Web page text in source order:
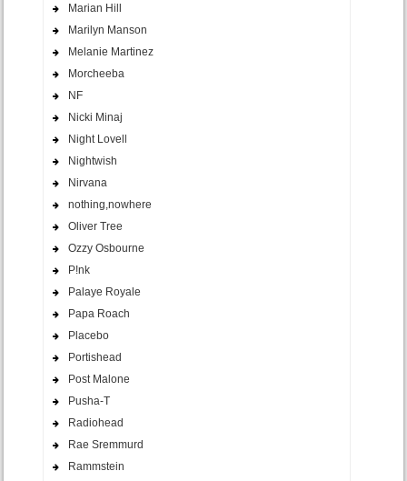
Marian Hill
Marilyn Manson
Melanie Martinez
Morcheeba
NF
Nicki Minaj
Night Lovell
Nightwish
Nirvana
nothing,nowhere
Oliver Tree
Ozzy Osbourne
P!nk
Palaye Royale
Papa Roach
Placebo
Portishead
Post Malone
Pusha-T
Radiohead
Rae Sremmurd
Rammstein